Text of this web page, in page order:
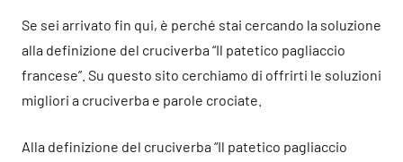
Se sei arrivato fin qui, è perché stai cercando la soluzione
alla definizione del cruciverba “Il patetico pagliaccio
francese”. Su questo sito cerchiamo di offrirti le soluzioni
migliori a cruciverba e parole crociate.
Alla definizione del cruciverba “Il patetico pagliaccio